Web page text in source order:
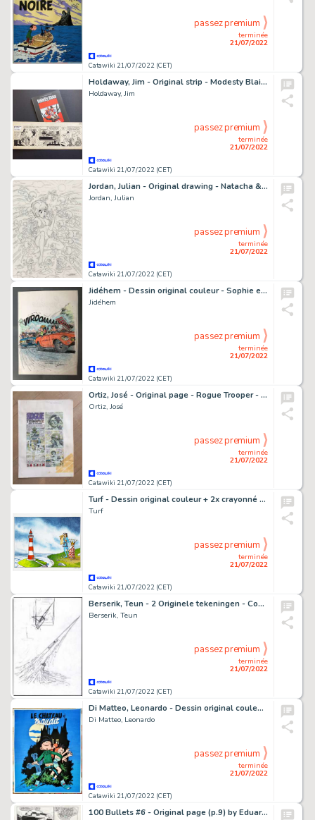
Catawiki 21/07/2022 (CET)
terminée
21/07/2022
passez premium
Holdaway, Jim - Original strip - Modesty Blaise - Uncle Happy + book - (1965)
Holdaway, Jim
Catawiki 21/07/2022 (CET)
terminée
21/07/2022
passez premium
Jordan, Julian - Original drawing - Natacha & Smurfs
Jordan, Julian
Catawiki 21/07/2022 (CET)
terminée
21/07/2022
passez premium
Jidéhem - Dessin original couleur - Sophie et les 4 saisons
Jidéhem
Catawiki 21/07/2022 (CET)
terminée
21/07/2022
passez premium
Ortiz, José - Original page - Rogue Trooper - (1987)
Ortiz, José
Catawiki 21/07/2022 (CET)
terminée
21/07/2022
passez premium
Turf - Dessin original couleur + 2x crayonné original - La Nef des fous - (2016)
Turf
Catawiki 21/07/2022 (CET)
terminée
21/07/2022
passez premium
Berserik, Teun - 2 Originele tekeningen - Coverschetsen - Blake en Mortimer - De laatste Zwaardvis - (2020/2021)
Berserik, Teun
Catawiki 21/07/2022 (CET)
terminée
21/07/2022
passez premium
Di Matteo, Leonardo - Dessin original couleur - Hommage Ã Franquin et Paape - (2018)
Di Matteo, Leonardo
Catawiki 21/07/2022 (CET)
terminée
21/07/2022
passez premium
100 Bullets #6 - Original page (p.9) by Eduardo Risso - Size: 28 x 40 cm. - (2000)